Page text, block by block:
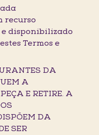
recurso
disponibilizado
Termos e
DA
A
E RETIRE. A
DA
SER